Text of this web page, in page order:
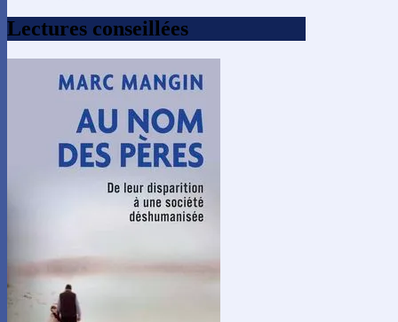
Lectures conseillées